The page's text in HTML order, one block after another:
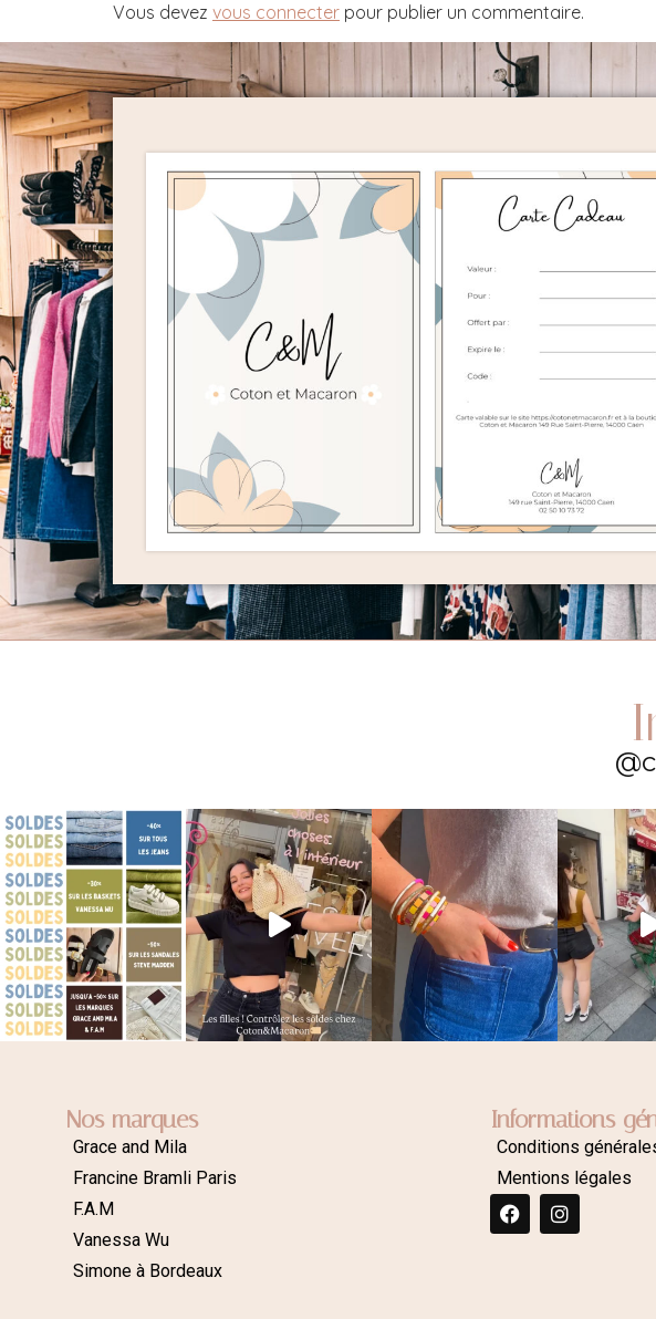
Vous devez vous connecter pour publier un commentaire.
Nos marques
Grace and Mila
Francine Bramli Paris
F.A.M
Vanessa Wu
Simone à Bordeaux
Informations
Conditions
Mentions légales